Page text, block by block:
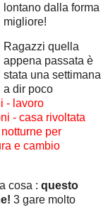
lontano dalla forma
migliore!
Ragazzi quella
appena passata è
stata una settimana
a dir poco
- lavoro
- casa rivoltata
per
e cambio
cosa : questo
3 gare molto